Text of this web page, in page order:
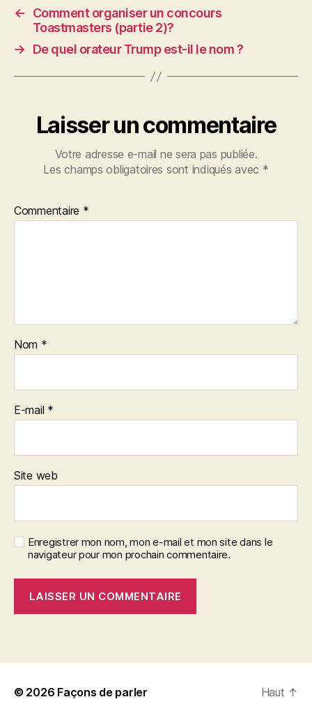
←
Comment organiser un concours
Toastmasters (partie 2)?
→
De quel orateur Trump est-il le nom ?
Laisser un commentaire
Votre adresse e-mail ne sera pas publiée.
Les champs obligatoires sont indiqués avec *
Commentaire *
Nom *
E-mail *
Site web
Enregistrer mon nom, mon e-mail et mon site dans le
navigateur pour mon prochain commentaire.
© 2026 Façons de parler Haut ↑